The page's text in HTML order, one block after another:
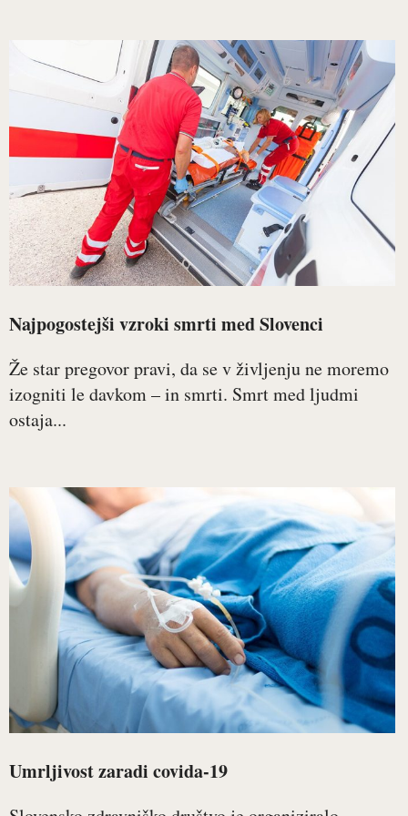
Najpogostejši vzroki smrti med Slovenci
Že star pregovor pravi, da se v življenju ne moremo
izogniti le davkom – in smrti. Smrt med ljudmi
ostaja...
Umrljivost zaradi covida-19